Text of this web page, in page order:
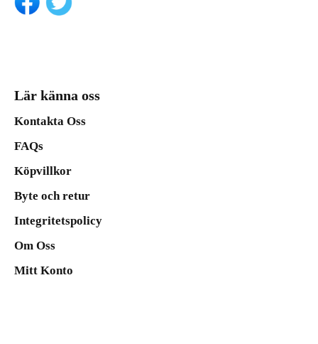
Lär känna oss
Kontakta Oss
FAQs
Köpvillkor
Byte och retur
Integritetspolicy
Om Oss
Mitt Konto